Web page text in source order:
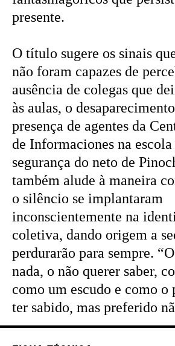
presente.
O título sugere os sinais
não foram capazes de
ausência de colegas que
às aulas, o
presença de agentes da
de Informaciones na escola
segurança do neto de
também alude à maneira
o silêncio se implantaram
inconscientemente na
coletiva, dando origem a
perdurarão para sempre.
nada, o não querer saber,
como um escudo e como
ter sabido, mas preferido